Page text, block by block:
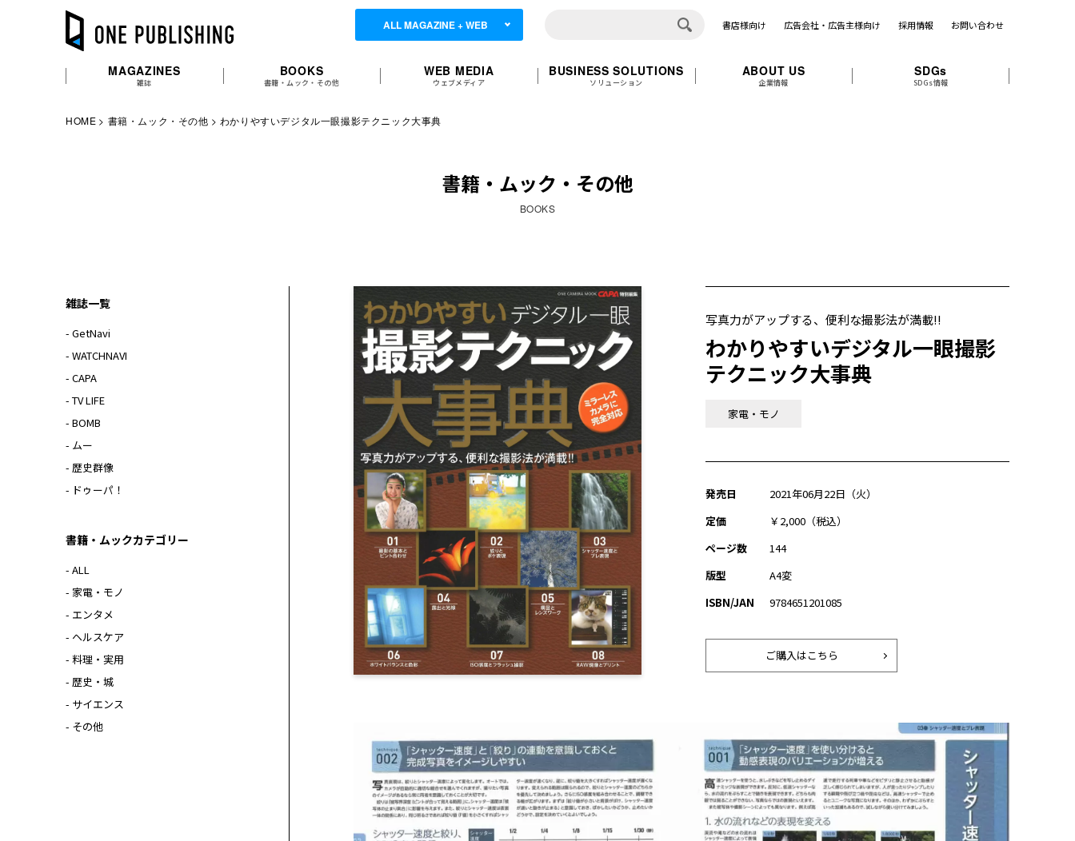
ALL MAGAZINE + WEB 書店様向け 広告会社・広告主様向け 採用情報 お問い合わせ
MAGAZINES
雑誌
BOOKS
書籍・ムック・その他
WEB MEDIA
ウェブメディア
BUSINESS SOLUTIONS
ソリューション
ABOUT US
企業情報
SDGs
SDGs情報
HOME 書籍・ムック・その他 わかりやすいデジタル一眼撮影テクニック大事典
書籍・ムック・その他
BOOKS
写真力がアップする、便利な撮影法が満載!!
わかりやすいデジタル一眼撮影
テクニック大事典
家電・モノ
発売日
2021年06月22日（火）
定価
￥2,000（税込）
ページ数
144
版型
A4変
ISBN/JAN
9784651201085
ご購入はこちら
雑誌一覧
- GetNavi
- WATCHNAVI
- CAPA
- TV LIFE
- BOMB
- ムー
- 歴史群像
- ドゥーパ！
書籍・ムックカテゴリー
- ALL
- 家電・モノ
- エンタメ
- ヘルスケア
- 料理・実用
- 歴史・城
- サイエンス
- その他